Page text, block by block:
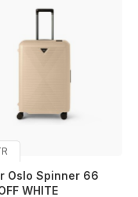
Oslo Spinner 66
WHITE